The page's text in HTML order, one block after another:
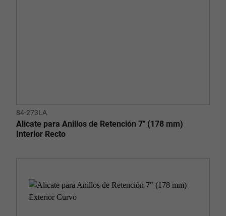
84-273LA
Alicate para Anillos de Retención 7" (178 mm)
Interior Recto